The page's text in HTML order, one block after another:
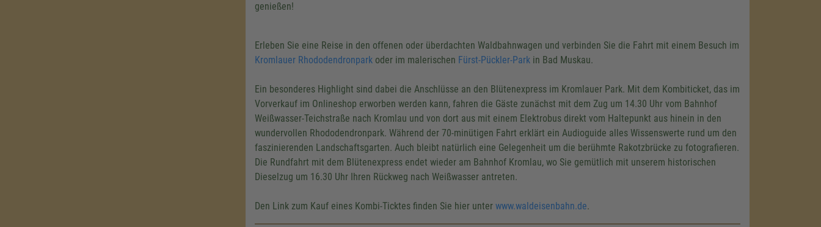
genießen!
Erleben Sie eine Reise in den offenen oder überdachten Waldbahnwagen und verbinden Sie die Fahrt mit einem Besuch im
Kromlauer Rhododendronpark oder im malerischen Fürst-Pückler-Park in Bad Muskau.
Ein besonderes Highlight sind dabei die Anschlüsse an den Blütenexpress im Kromlauer Park. Mit dem Kombiticket, das im
Vorverkauf im Onlineshop erworben werden kann, fahren die Gäste zunächst mit dem Zug um 14.30 Uhr vom Bahnhof
Weißwasser-Teichstraße nach Kromlau und von dort aus mit einem Elektrobus direkt vom Haltepunkt aus hinein in den
wundervollen Rhododendronpark. Während der 70-minütigen Fahrt erklärt ein Audioguide alles Wissenswerte rund um den
faszinierenden Landschaftsgarten. Auch bleibt natürlich eine Gelegenheit um die berühmte Rakotzbrücke zu fotografieren.
Die Rundfahrt mit dem Blütenexpress endet wieder am Bahnhof Kromlau, wo Sie gemütlich mit unserem historischen
Dieselzug um 16.30 Uhr Ihren Rückweg nach Weißwasser antreten.
Den Link zum Kauf eines Kombi-Ticktes finden Sie hier unter www.waldeisenbahn.de.